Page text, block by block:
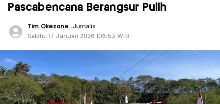
Pascabencana Berangsur Pulih
Tim Okezone ,Jurnalis
Sabtu, 17 Januari 2026 |06:53 WIB